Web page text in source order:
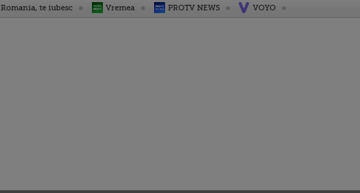
Romania, te iubesc Vremea PROTV NEWS VOYO